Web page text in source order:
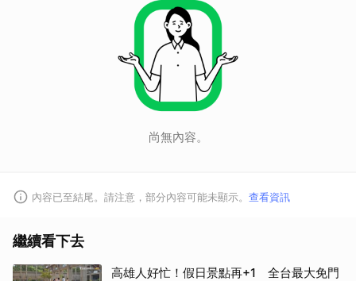
尚無內容。
內容已至結尾。請注意，部分內容可能未顯示。 查看資訊
繼續看下去
高雄人好忙！假日景點再+1 全台最大免門